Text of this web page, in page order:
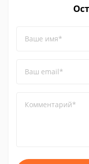
Ваше имя*
Ваш email*
Комментарий*